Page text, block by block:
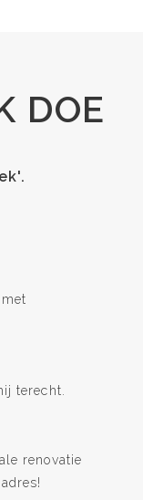
DOE
terecht.
renovatie